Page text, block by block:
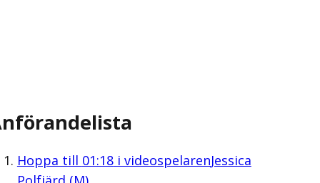
Hoppa till 01:18i videospelarenJessica